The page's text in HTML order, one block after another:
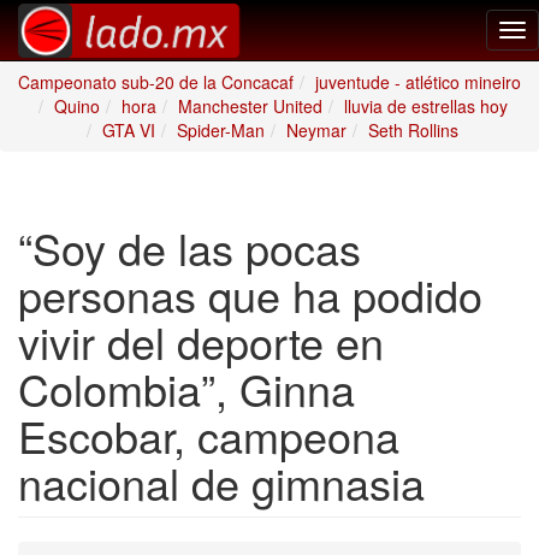
Campeonato sub-20 de la Concacaf
juventude - atlético mineiro
Quino
hora Manchester United
lluvia de estrellas hoy
GTA VI
Spider-Man Neymar Seth Rollins
“Soy de las pocas
personas que ha podido
vivir del deporte en
Colombia”, Ginna
Escobar, campeona
nacional de gimnasia